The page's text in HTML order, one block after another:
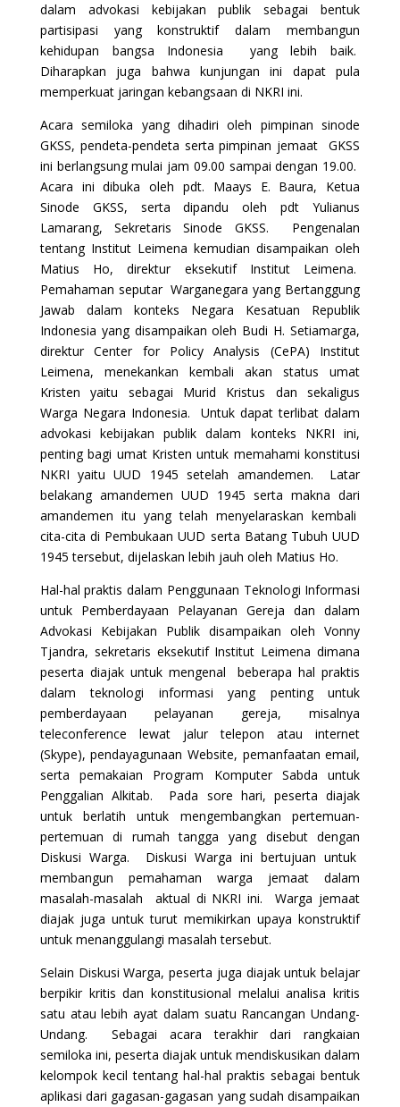
dalam advokasi kebijakan publik sebagai bentuk
partisipasi yang konstruktif dalam membangun
kehidupan bangsa Indonesia yang lebih baik.
Diharapkan juga bahwa kunjungan ini dapat pula
memperkuat jaringan kebangsaan di NKRI ini.
Acara semiloka yang dihadiri oleh pimpinan sinode
GKSS, pendeta-pendeta serta pimpinan jemaat GKSS
ini berlangsung mulai jam 09.00 sampai dengan 19.00.
Acara ini dibuka oleh pdt. Maays E. Baura, Ketua
Sinode GKSS, serta dipandu oleh pdt Yulianus
Lamarang, Sekretaris Sinode GKSS. Pengenalan
tentang Institut Leimena kemudian disampaikan oleh
Matius Ho, direktur eksekutif Institut Leimena.
Pemahaman seputar Warganegara yang Bertanggung
Jawab dalam konteks Negara Kesatuan Republik
Indonesia yang disampaikan oleh Budi H. Setiamarga,
direktur Center for Policy Analysis (CePA) Institut
Leimena, menekankan kembali akan status umat
Kristen yaitu sebagai Murid Kristus dan sekaligus
Warga Negara Indonesia. Untuk dapat terlibat dalam
advokasi kebijakan publik dalam konteks NKRI ini,
penting bagi umat Kristen untuk memahami konstitusi
NKRI yaitu UUD 1945 setelah amandemen. Latar
belakang amandemen UUD 1945 serta makna dari
amandemen itu yang telah menyelaraskan kembali
cita-cita di Pembukaan UUD serta Batang Tubuh UUD
1945 tersebut, dijelaskan lebih jauh oleh Matius Ho.
Hal-hal praktis dalam Penggunaan Teknologi Informasi
untuk Pemberdayaan Pelayanan Gereja dan dalam
Advokasi Kebijakan Publik disampaikan oleh Vonny
Tjandra, sekretaris eksekutif Institut Leimena dimana
peserta diajak untuk mengenal beberapa hal praktis
dalam teknologi informasi yang penting untuk
pemberdayaan pelayanan gereja, misalnya
teleconference lewat jalur telepon atau internet
(Skype), pendayagunaan Website, pemanfaatan email,
serta pemakaian Program Komputer Sabda untuk
Penggalian Alkitab. Pada sore hari, peserta diajak
untuk berlatih untuk mengembangkan pertemuan-
pertemuan di rumah tangga yang disebut dengan
Diskusi Warga. Diskusi Warga ini bertujuan untuk
membangun pemahaman warga jemaat dalam
masalah-masalah aktual di NKRI ini. Warga jemaat
diajak juga untuk turut memikirkan upaya konstruktif
untuk menanggulangi masalah tersebut.
Selain Diskusi Warga, peserta juga diajak untuk belajar
berpikir kritis dan konstitusional melalui analisa kritis
satu atau lebih ayat dalam suatu Rancangan Undang-
Undang. Sebagai acara terakhir dari rangkaian
semiloka ini, peserta diajak untuk mendiskusikan dalam
kelompok kecil tentang hal-hal praktis sebagai bentuk
aplikasi dari gagasan-gagasan yang sudah disampaikan